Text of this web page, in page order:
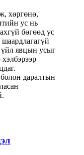
хөргөнө,
ус нь
бөгөөд ус
үйл явцын усыг
даралтын